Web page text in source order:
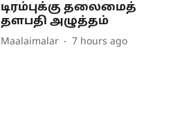
டிரம்புக்கு தலைமைத்
தளபதி அழுத்தம்
Maalaimalar 7 hours ago